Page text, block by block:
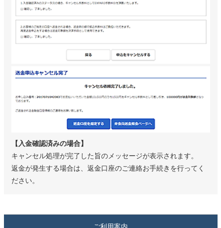
【入金確認済みの場合】
キャンセル処理が完了した旨のメッセージが表示されます。
返金が発生する場合は、返金口座のご連絡お手続きを行ってく
ださい。